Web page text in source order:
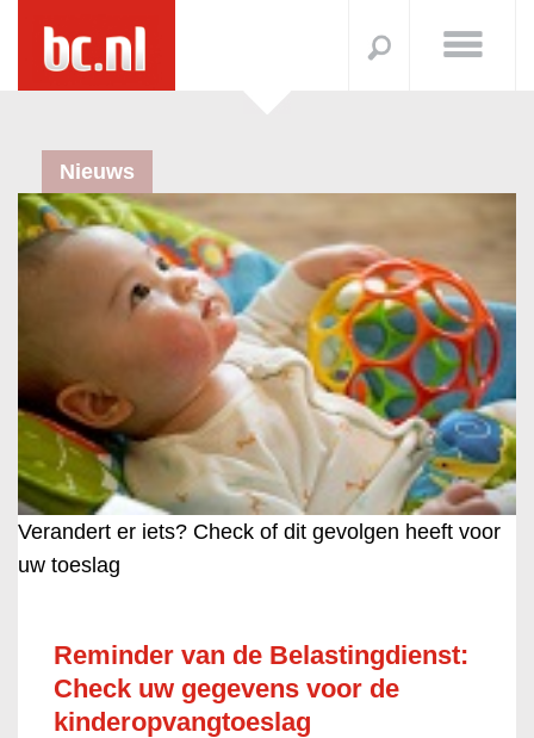
Nieuws
Verandert er iets? Check of dit gevolgen heeft voor
uw toeslag
Reminder van de Belastingdienst:
Check uw gegevens voor de
kinderopvangtoeslag